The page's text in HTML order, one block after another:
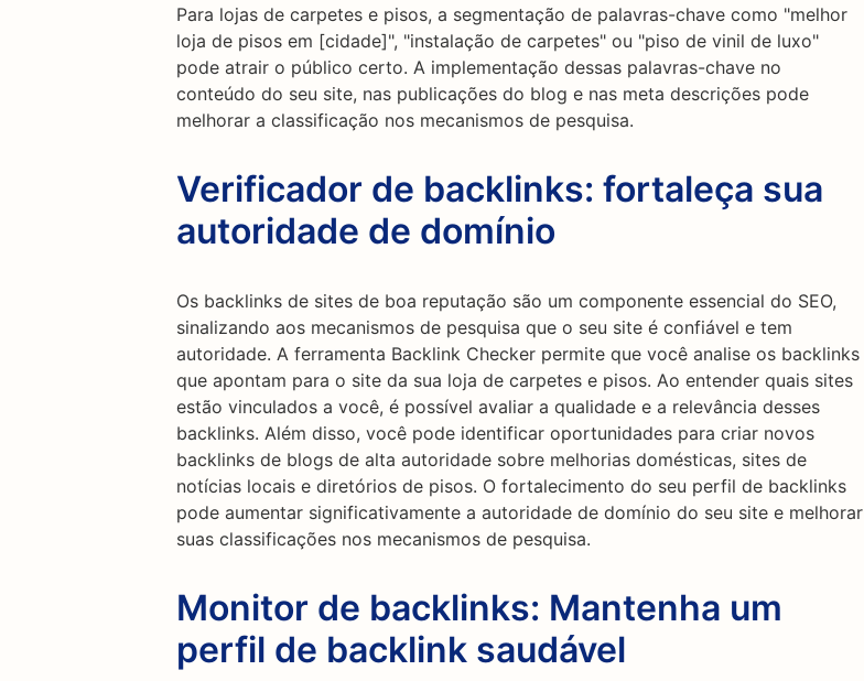
Para lojas de carpetes e pisos, a segmentação de palavras-chave como "melhor
loja de pisos em [cidade]", "instalação de carpetes" ou "piso de vinil de luxo"
pode atrair o público certo. A implementação dessas palavras-chave no
conteúdo do seu site, nas publicações do blog e nas meta descrições pode
melhorar a classificação nos mecanismos de pesquisa.
Verificador de backlinks: fortaleça sua
autoridade de domínio
Os backlinks de sites de boa reputação são um componente essencial do SEO,
sinalizando aos mecanismos de pesquisa que o seu site é confiável e tem
autoridade. A ferramenta Backlink Checker permite que você analise os backlinks
que apontam para o site da sua loja de carpetes e pisos. Ao entender quais sites
estão vinculados a você, é possível avaliar a qualidade e a relevância desses
backlinks. Além disso, você pode identificar oportunidades para criar novos
backlinks de blogs de alta autoridade sobre melhorias domésticas, sites de
notícias locais e diretórios de pisos. O fortalecimento do seu perfil de backlinks
pode aumentar significativamente a autoridade de domínio do seu site e melhorar
suas classificações nos mecanismos de pesquisa.
Monitor de backlinks: Mantenha um
perfil de backlink saudável